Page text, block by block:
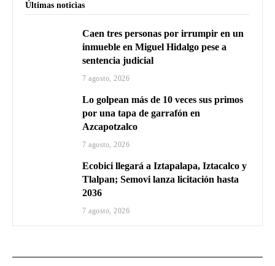
Últimas noticias
Caen tres personas por irrumpir en un
inmueble en Miguel Hidalgo pese a
sentencia judicial
7 agosto, 2026
Lo golpean más de 10 veces sus primos
por una tapa de garrafón en
Azcapotzalco
7 agosto, 2026
Ecobici llegará a Iztapalapa, Iztacalco y
Tlalpan; Semovi lanza licitación hasta
2036
7 agosto, 2026